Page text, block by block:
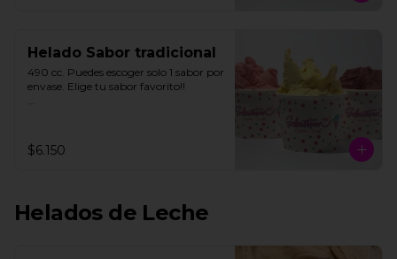
Helado Sabor tradicional
490 cc. Puedes escoger solo 1 sabor por
envase. Elige tu sabor favorito!!
y personas con intolerancia a la
lactosa, a excepción de la lúcuma"
$6.150
Helados de Leche